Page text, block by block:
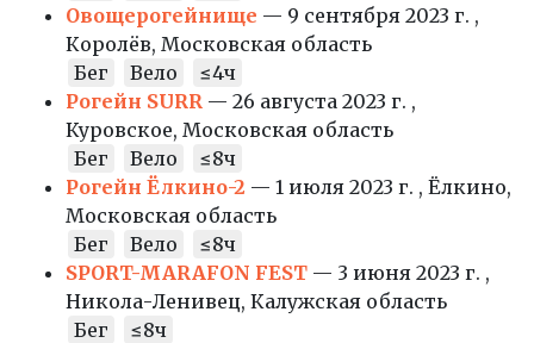
Овощерогейнище — 9 сентября 2023 г. ,
Королёв, Московская область
Бег
Вело
≤4ч
Рогейн SURR — 26 августа 2023 г. ,
Куровское, Московская область
Бег
Вело
≤8ч
Рогейн Ёлкино-2 — 1 июля 2023 г. , Ёлкино,
Московская область
Бег
Вело
≤8ч
SPORT-MARAFON FEST — 3 июня 2023 г. ,
Никола-Ленивец, Калужская область
Бег
≤8ч